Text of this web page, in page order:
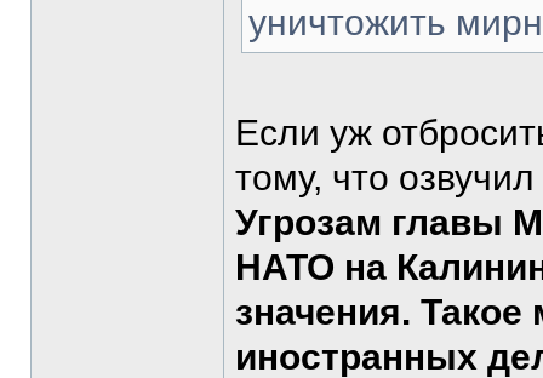
уничтожить
Если уж
тому, что
Угрозам главы
НАТО на
значения.
иностранных